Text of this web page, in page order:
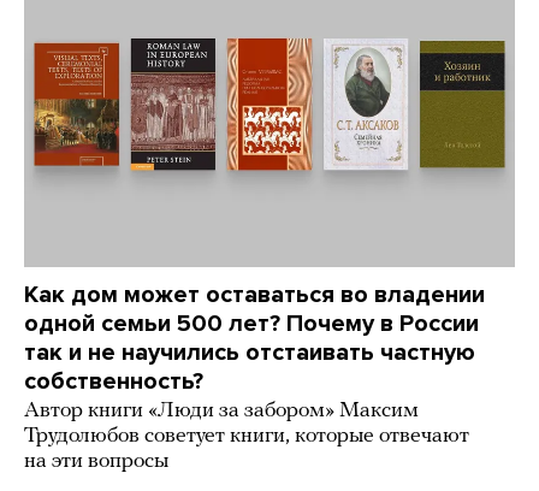
Как дом может оставаться во владении
одной семьи 500 лет? Почему в России
так и не научились отстаивать частную
собственность?
Автор книги «Люди за забором» Максим
Трудолюбов советует книги, которые отвечают
на эти вопросы